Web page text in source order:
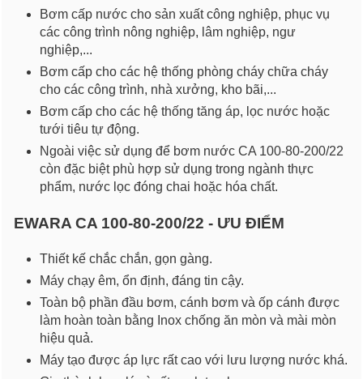
Bơm cấp nước cho sản xuất công nghiệp, phục vụ
các công trình nông nghiệp, lâm nghiệp, ngư
nghiệp,...
Bơm cấp cho các hệ thống phòng cháy chữa cháy
cho các công trình, nhà xưởng, kho bãi,...
Bơm cấp cho các hệ thống tăng áp, lọc nước hoặc
tưới tiêu tự động.
Ngoài việc sử dụng để bơm nước CA 100-80-200/22
còn đặc biệt phù hợp sử dụng trong ngành thực
phẩm, nước lọc đóng chai hoặc hóa chất.
EWARA CA 100-80-200/22 - ƯU ĐIỂM
Thiết kế chắc chắn, gọn gàng.
Máy chạy êm, ổn định, đáng tin cậy.
Toàn bộ phần đầu bơm, cánh bơm và ốp cánh được
làm hoàn toàn bằng Inox chống ăn mòn và mài mòn
hiệu quả.
Máy tạo được áp lực rất cao với lưu lượng nước khá.